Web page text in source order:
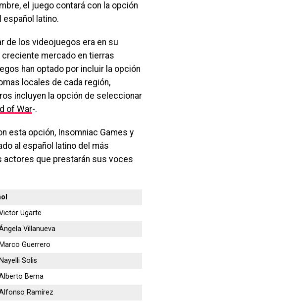
el juego contará con la opción
español latino.
de los videojuegos era en su
creciente mercado en tierras
han optado por incluir la opción
locales de cada región,
incluyen la opción de seleccionar
of War-.
esta opción, Insomniac Games y
al español latino del más
actores que prestarán sus voces
Ugarte
Villanueva
Marco Guerrero
Nayelli Solis
Berna
Ramírez